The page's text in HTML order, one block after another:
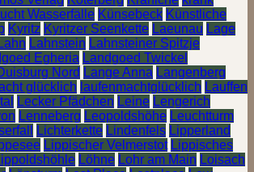
Wasserfälle Künsebeck Künstliche
Kyritz Kyritzer Seenkette Laeunau Lage
Lahn Lahnstein Lahnsteiner Spitzje
Egheria Landgoed Twickel
Nord Lange Anna Langenberg
glücklich laufenmachtglücklich Lauffen
Lecker Pfädchen Leine Lengerich
Lenneberg Leopoldshöhe Leuchtturm
Lichterkette Lindenfels Lipperland
Lippischer Velmerstot Lippisches
Löhne Lohr am Main Loisach